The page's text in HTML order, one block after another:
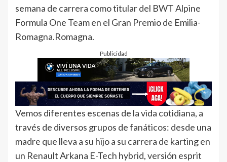
semana de carrera como titular del BWT Alpine
Formula One Team en el Gran Premio de Emilia-
Romagna.Romagna.
Publicidad
Vemos diferentes escenas de la vida cotidiana, a
través de diversos grupos de fanáticos: desde una
madre que lleva a su hijo a su carrera de karting en
un Renault Arkana E-Tech hybrid, versión esprit